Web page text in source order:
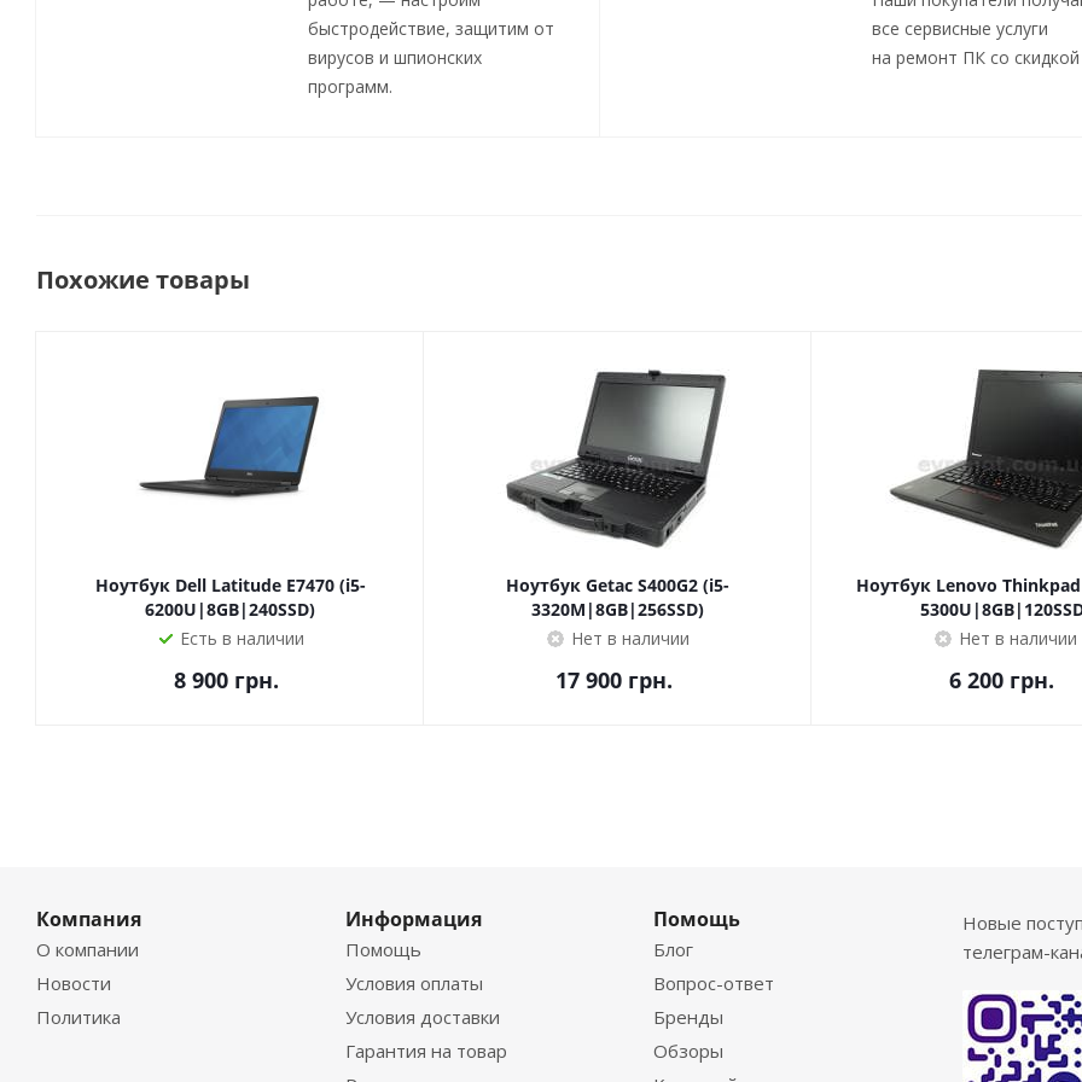
быстродействие, защитим от
вирусов и шпионских
программ.
все сервисные услуги
на ремонт ПК со
Похожие товары
Ноутбук Dell Latitude E7470 (i5-
6200U|8GB|240SSD)
Есть в наличии
8 900грн.
Ноутбук Getac S400G2 (i5-
3320M|8GB|256SSD)
Нет в наличии
17 900грн.
Ноутбук Lenovo Thinkpad
Нет в наличии
6 200грн.
Компания
О компании
Новости
Политика
Информация
Помощь
Условия оплаты
Условия доставки
Гарантия на товар
Помощь
Блог
Вопрос-ответ
Бренды
Обзоры
Новые
телеграм-